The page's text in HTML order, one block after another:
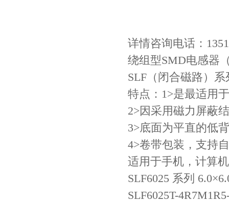
详情咨询电话：
绕组型SMD电感器
SLF（闭合磁路）
特点：1>是最适用
2>因采用磁力屏蔽
3>底面为平直的低
4>卷带包装，支持
适用于手机，计算
SLF6025 系列
SLF6025T-